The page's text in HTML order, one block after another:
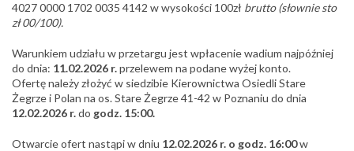
4027 0000 1702 0035 4142 w wysokości 100zł brutto (słownie sto
zł 00/100).
Warunkiem udziału w przetargu jest wpłacenie wadium najpóźniej
do dnia: 11.02.2026 r.przelewem na podane wyżej konto.
Ofertę należy złożyć w siedzibie Kierownictwa Osiedli Stare
Żegrze i Polan na os. Stare Żegrze 41-42 w Poznaniu do dnia
12.02.2026 r.do godz. 15:00.
Otwarcie ofert nastąpi w dniu 12.02.2026 r. o godz. 16:00w